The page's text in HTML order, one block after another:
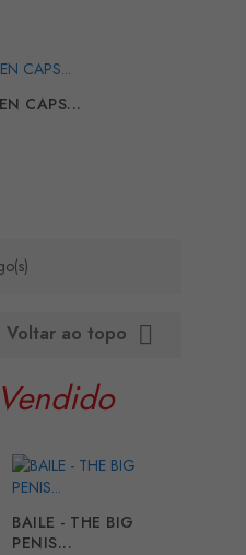
CAPS...
Voltar ao topo 
Vendido
BAILE - THE BIG
PENIS...